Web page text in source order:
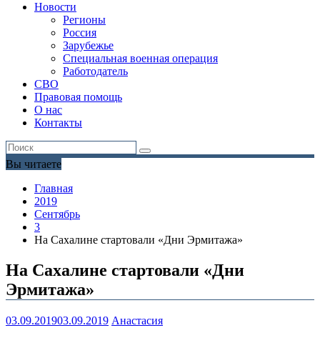
Новости
Регионы
Россия
Зарубежье
Специальная военная операция
Работодатель
СВО
Правовая помощь
О нас
Контакты
Вы читаете
Главная
2019
Сентябрь
3
На Сахалине стартовали «Дни Эрмитажа»
На Сахалине стартовали «Дни
Эрмитажа»
03.09.201903.09.2019 Анастасия